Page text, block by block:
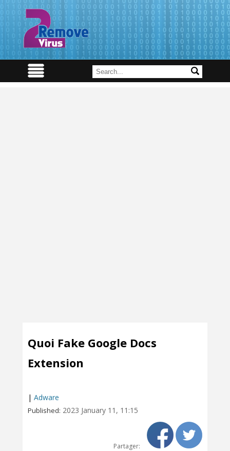
Quoi Fake Google Docs
Extension
| Adware
Published: 2023 January 11, 11:15
Partager: